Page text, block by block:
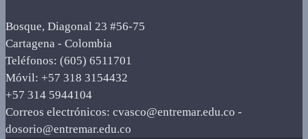
Bosque, Diagonal 23 #56-75
Cartagena - Colombia
Teléfonos: (605) 6511701
Móvil: +57 318 3154432
+57 314 5944104
Correos electrónicos: cvasco@entremar.edu.co -
dosorio@entremar.edu.co